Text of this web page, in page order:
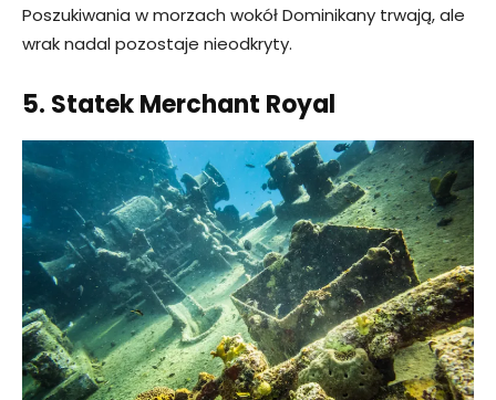
Poszukiwania w morzach wokół Dominikany trwają, ale
wrak nadal pozostaje nieodkryty.
5. Statek Merchant Royal